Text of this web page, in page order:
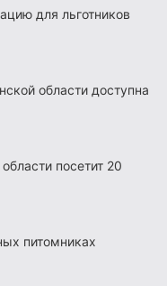
для льготников
области доступна
посетит 20
питомниках